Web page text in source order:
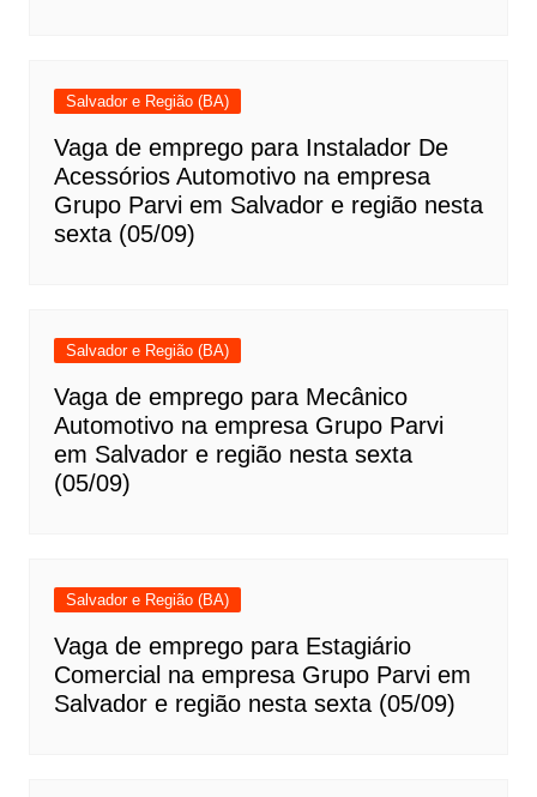
Salvador e Região (BA)
Vaga de emprego para Instalador De
Acessórios Automotivo na empresa
Grupo Parvi em Salvador e região nesta
sexta (05/09)
Salvador e Região (BA)
Vaga de emprego para Mecânico
Automotivo na empresa Grupo Parvi
em Salvador e região nesta sexta
(05/09)
Salvador e Região (BA)
Vaga de emprego para Estagiário
Comercial na empresa Grupo Parvi em
Salvador e região nesta sexta (05/09)